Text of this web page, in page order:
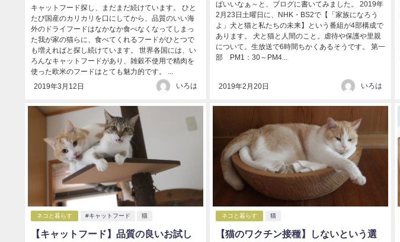
キャットフード探し、まだまだ続けています。 ひと
たび国産のカリカリを口にしてから、品質のいい海
外のドライフードはなかなか食べなくなってしまっ
た我が家の猫らに、食べてくれるフードがひとつで
も増えればと探し続けています。 世界各国には、い
ろんなキャットフードがあり、雑穀不使用で精肉を
使った欧米のフードはとても魅力的です。 ...
2019年3月12日 いろは
ばいいなぁ～と、ブログに書いてみました。 2019年
2月23日土曜日に、NHK・BS2で【「家族になろう
よ」犬と猫と私たちの未来】という番組が4部構成で
あります。 犬と猫と人間のこと。虐待や保護や里親
について。生放送で6時間ちかくあるそうです。 第一
部 PM1：30～PM4...
2019年2月20日 いろは
ネコと暮らす #キャットフード 猫
【キャットフード】品質の良いお試し
ネコと暮らす 猫
【猫のワクチン接種】しないという選